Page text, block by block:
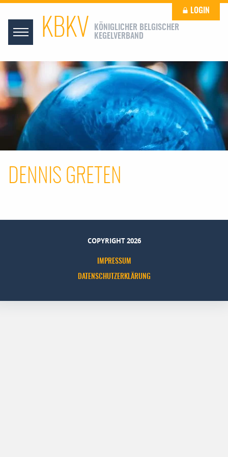
KBKV
KÖNIGLICHER BELGISCHER
KEGELVERBAND
LOGIN
DENNIS GRETEN
COPYRIGHT 2026
IMPRESSUM
DATENSCHUTZERKLÄRUNG